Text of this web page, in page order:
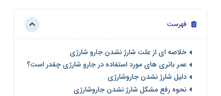
فهرست
خلاصه ای از علت شارژ نشدن جارو شارژی
عمر باتری های مورد استفاده در جارو شارژی چقدر است؟
دلیل شارژ نشدن جاروشارژی
نحوه رفع مشکل شارژ نشدن جاروشارژی